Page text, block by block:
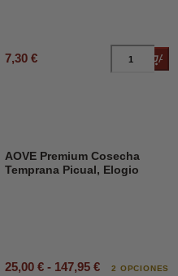
7,30 €
al carrito
AOVE Premium Cosecha
Temprana Picual, Elogio
25,00 € - 147,95 € 2 OPCIONES